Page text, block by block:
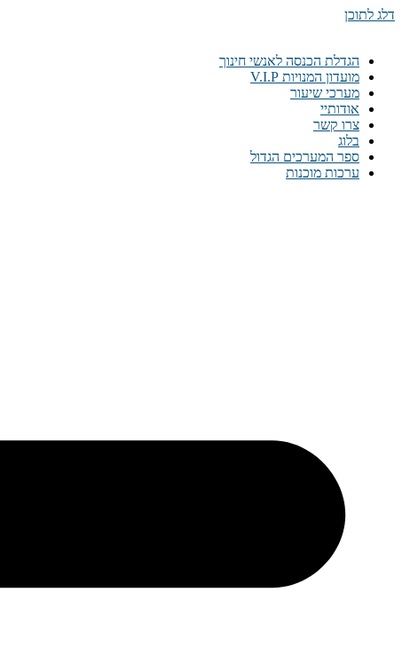
דלג לתוכן
הגדלת הכנסה לאנשי חינוך
מועדון המנויות V.I.P
מערכי שיעור
אודותיי
צרו קשר
בלוג
ספר המערכים הגדול
ערכות מוכנות